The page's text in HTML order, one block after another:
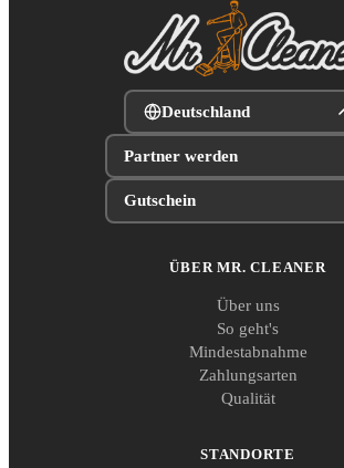
Deutschland
Partner werden
Gutschein
ÜBER MR. CLEANER
Über uns
So geht's
Mindestabnahme
Zahlungsarten
Qualität
STANDORTE